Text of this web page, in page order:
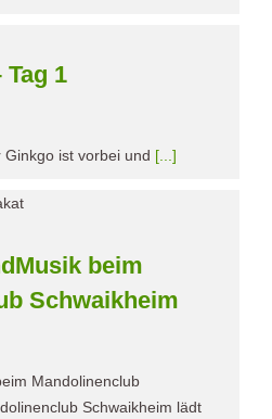
1
Ginkgo ist vorbei und [...]
beim
Schwaikheim
Mandolinenclub
Schwaikheim lädt